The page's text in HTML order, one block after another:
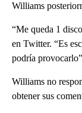
Williams
“Me queda 1
en Twitter. “Es
podría
Williams no
obtener sus